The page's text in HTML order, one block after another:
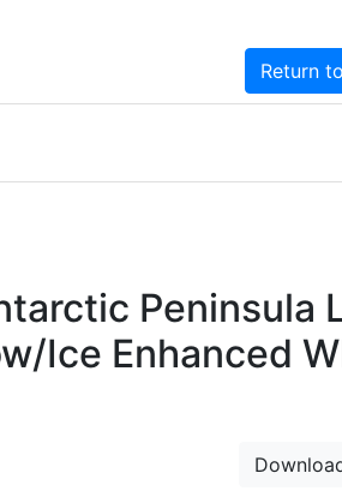
Return
Peninsula
Ice Enhanced